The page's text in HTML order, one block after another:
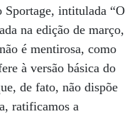
Sportage, intitulada “O
na edição de março,
é mentirosa, como
à versão básica do
de fato, não dispõe
ratificamos a